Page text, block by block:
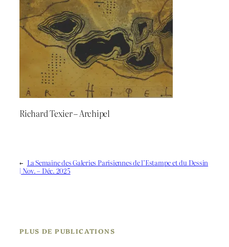
Richard Texier – Archipel
← La Semaine des Galeries Parisiennes de l’Estampe et du Dessin
| Nov. – Déc. 2025
PLUS DE PUBLICATIONS